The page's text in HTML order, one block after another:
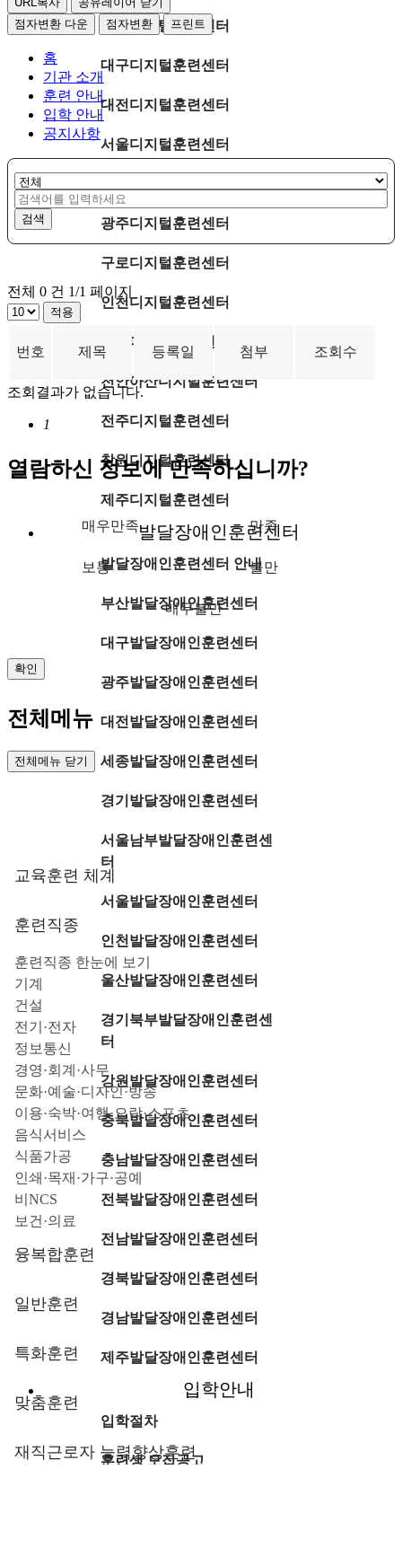
일산디지털훈련센터
대구디지털훈련센터
대전디지털훈련센터
서울디지털훈련센터
광주디지털훈련센터
구로디지털훈련센터
인천디지털훈련센터
판교디지털훈련센터
천안아산디지털훈련센터
전주디지털훈련센터
창원디지털훈련센터
제주디지털훈련센터
발달장애인훈련센터
발달장애인훈련센터 안내
부산발달장애인훈련센터
대구발달장애인훈련센터
광주발달장애인훈련센터
대전발달장애인훈련센터
세종발달장애인훈련센터
경기발달장애인훈련센터
서울남부발달장애인훈련센
터
서울발달장애인훈련센터
인천발달장애인훈련센터
울산발달장애인훈련센터
경기북부발달장애인훈련센
터
강원발달장애인훈련센터
충북발달장애인훈련센터
충남발달장애인훈련센터
전북발달장애인훈련센터
전남발달장애인훈련센터
경북발달장애인훈련센터
경남발달장애인훈련센터
제주발달장애인훈련센터
입학안내
입학절차
훈련생 모집공고
점자변환 다운
점자변환 프린트
홈
기관 소개
훈련 안내
입학 안내
공지사항
검색
전체 0 건 1/1 페이지
적용
공
지
대
한
제
공
번호 제목 등록일 첨부 조회수
조회결과가 없습니다.
1
이
열람하신 정보에 만족하십니까?
매우만족 만족
보통 불만
매우불만
확인
전체메뉴
전체메뉴 닫기
직업능력개발 소개
교육훈련 체계
훈련직종
훈련직종 한눈에 보기
기계
건설
전기·전자
정보통신
경영·회계·사무
문화·예술·디자인·방송
이용·숙박·여행·오락·스포츠
음식서비스
식품가공
인쇄·목재·가구·공예
비NCS
보건·의료
융복합훈련
일반훈련
특화훈련
맞춤훈련
재직근로자 능력향상훈련